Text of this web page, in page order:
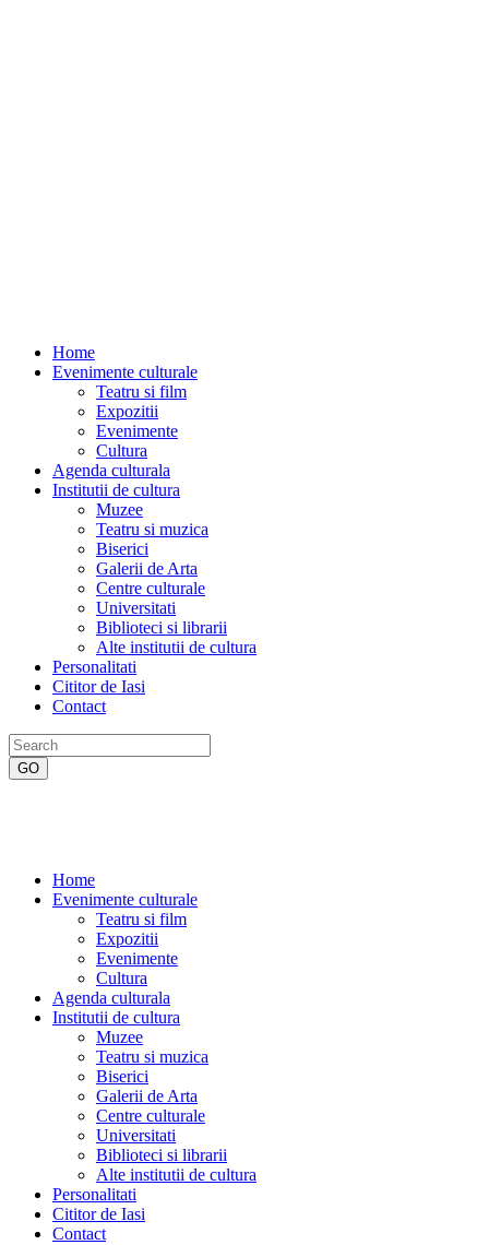
Home
Evenimente culturale
Teatru si film
Expozitii
Evenimente
Cultura
Agenda culturala
Institutii de cultura
Muzee
Teatru si muzica
Biserici
Galerii de Arta
Centre culturale
Universitati
Biblioteci si librarii
Alte institutii de cultura
Personalitati
Cititor de Iasi
Contact
Home
Evenimente culturale
Teatru si film
Expozitii
Evenimente
Cultura
Agenda culturala
Institutii de cultura
Muzee
Teatru si muzica
Biserici
Galerii de Arta
Centre culturale
Universitati
Biblioteci si librarii
Alte institutii de cultura
Personalitati
Cititor de Iasi
Contact